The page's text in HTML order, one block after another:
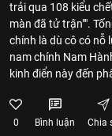
trải qua 108 kiểu
màn đã tử trận"".
chính là dù cô có nỗ
nam chính Nam
kinh điển này đến
0 Bình luận Chia